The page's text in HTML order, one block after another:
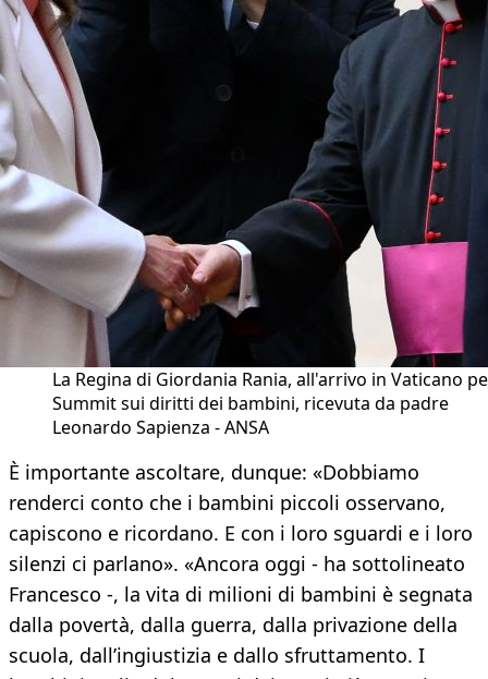
La Regina di Giordania Rania, all'arrivo in Vaticano
Summit sui diritti dei bambini, ricevuta da padre
Leonardo Sapienza - ANSA
È importante ascoltare, dunque: «Dobbiamo
renderci conto che i bambini piccoli osservano,
capiscono e ricordano. E con i loro sguardi e i loro
silenzi ci parlano». «Ancora oggi - ha sottolineato
Francesco -, la vita di milioni di bambini è segnata
dalla povertà, dalla guerra, dalla privazione della
scuola, dall’ingiustizia e dallo sfruttamento. I